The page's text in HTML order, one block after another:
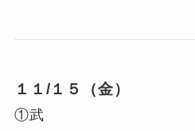
１１/１５（金）
①武